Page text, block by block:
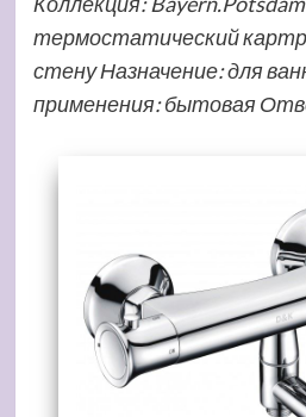
термостатический
стену Назначение: для
применения: бытовая